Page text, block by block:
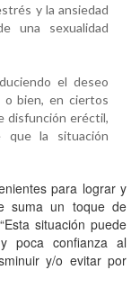
y la ansiedad
una sexualidad
el deseo
bien, en ciertos
disfunción eréctil,
que la situación
para lograr y
suma un toque de
situación puede
poca confianza al
y/o evitar por